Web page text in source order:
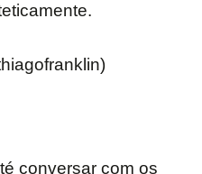
conversar com os